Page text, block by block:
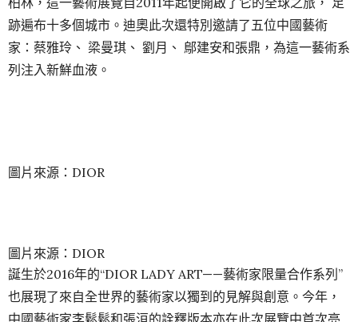
跡遍布十多個城市。迪奧此次還特別邀請了五位中國藝術
家：蔡雅玲、 梁曼琪、 劉月、 鄔建安和張鼎，為這一藝術系
列注入新鮮血液。
圖片來源：DIOR
圖片來源：DIOR
誕生於2016年的“DIOR LADY ART——藝術家限量合作系列”
也展現了來自全世界的藝術家以獨到的見解與創意。今年，